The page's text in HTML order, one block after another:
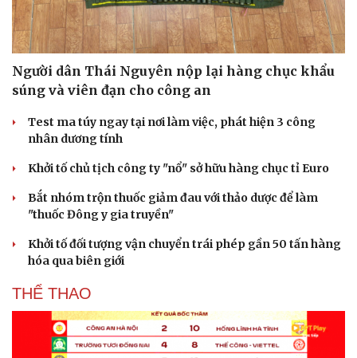
Người dân Thái Nguyên nộp lại hàng chục khẩu
súng và viên đạn cho công an
Test ma túy ngay tại nơi làm việc, phát hiện 3 công
nhân dương tính
Khởi tố chủ tịch công ty "nổ" sở hữu hàng chục tỉ Euro
Bắt nhóm trộn thuốc giảm đau với thảo dược để làm
"thuốc Đông y gia truyền"
Khởi tố đối tượng vận chuyển trái phép gần 50 tấn hàng
hóa qua biên giới
THỂ THAO